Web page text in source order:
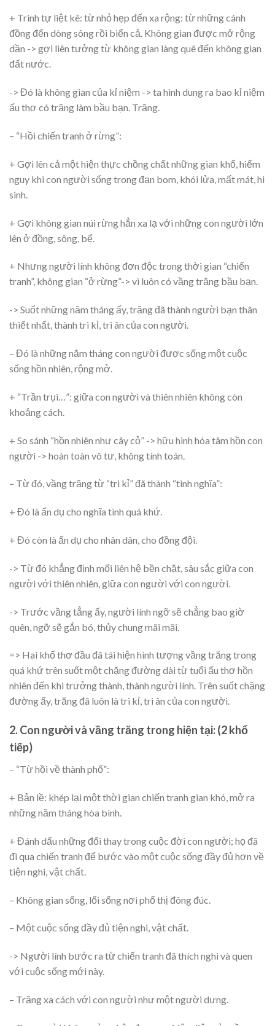
+ Trình tự liệt kê: từ nhỏ hẹp đến xa rộng: từ những cánh
đồng đến dòng sông rồi biển cả. Không gian được mở rộng
dần -> gợi liên tưởng từ không gian làng quê đến không gian
đất nước.
-> Đó là không gian của kỉ niệm -> ta hình dung ra bao kỉ niệm
ấu thơ có trăng làm bầu bạn. Trăng.
– “Hồi chiến tranh ở rừng”:
+ Gợi lên cả một hiện thực chồng chất những gian khổ, hiểm
nguy khi con người sống trong đạn bom, khói lửa, mất mát, hi
sinh.
+ Gợi không gian núi rừng hẳn xa lạ với những con người lớn
lên ở đồng, sông, bể.
+ Nhưng người lính không đơn độc trong thời gian “chiến
tranh”, không gian “ở rừng”-> vì luôn có vầng trăng bầu bạn.
-> Suốt những năm tháng ấy, trăng đã thành người bạn thân
thiết nhất, thành tri kỉ, tri ân của con người.
– Đó là những năm tháng con người được sống một cuộc
sống hồn nhiên, rộng mở.
+ “Trần trụi…”: giữa con người và thiên nhiên không còn
khoảng cách.
+ So sánh “hồn nhiên như cây cỏ” -> hữu hình hóa tâm hồn con
người -> hoàn toàn vô tư, không tính toán.
– Từ đó, vầng trăng từ “tri kỉ” đã thành “tình nghĩa”:
+ Đó là ẩn dụ cho nghĩa tình quá khứ.
+ Đó còn là ẩn dụ cho nhân dân, cho đồng đội.
-> Từ đó khẳng định mối liên hệ bền chặt, sâu sắc giữa con
người với thiên nhiên, giữa con người với con người.
-> Trước vầng tẳng ấy, người lính ngỡ sẽ chẳng bao giờ
quên, ngỡ sẽ gắn bó, thủy chung mãi mãi.
=> Hai khổ thơ đầu đã tái hiện hình tượng vầng trăng trong
quá khứ trên suốt một chặng đường dài từ tuổi ấu thơ hồn
nhiên đến khi trưởng thành, thành người lính. Trên suốt chặng
đường ấy, trăng đã luôn là tri kỉ, tri ân của con người.
2. Con người và vầng trăng trong hiện tại: (2 khổ
tiếp)
– “Từ hồi về thành phố”:
+ Bản lề: khép lại một thời gian chiến tranh gian khó, mở ra
những năm tháng hòa bình.
+ Đánh dấu những đổi thay trong cuộc đời con người; họ đã
đi qua chiến tranh để bước vào một cuộc sống đầy đủ hơn về
tiện nghi, vật chất.
– Không gian sống, lối sống nơi phố thị đông đúc.
– Một cuộc sống đầy đủ tiện nghi, vật chất.
-> Người lính bước ra từ chiến tranh đã thích nghi và quen
với cuộc sống mới này.
– Trăng xa cách với con người như một người dưng.